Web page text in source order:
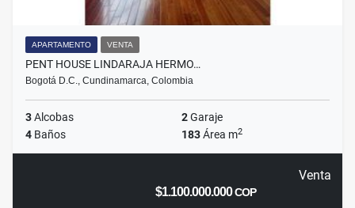
APARTAMENTO VENTA
PENT HOUSE LINDARAJA HERMO…
Bogotá D.C., Cundinamarca, Colombia
3Alcobas 2Garaje
4 Baños 183Área m2
Venta
$1.100.000.000COP